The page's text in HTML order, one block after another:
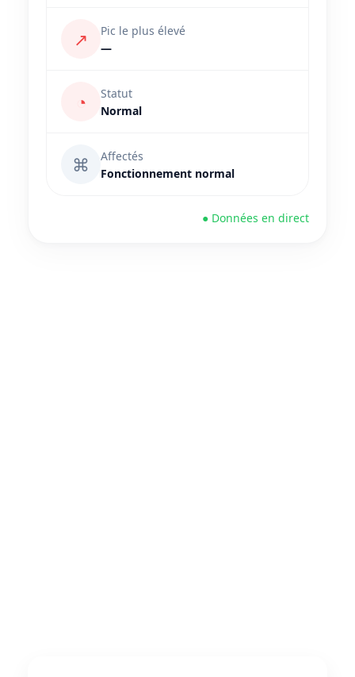
↗
Pic le plus élevé
—
◔
Statut
Normal
⌘
Affectés
Fonctionnement normal
● Données en direct